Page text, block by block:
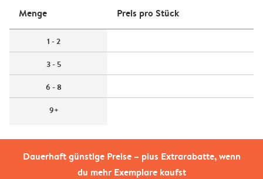
Dauerhaft günstige Preise – plus Extrarabatte, wenn
du mehr Exemplare kaufst
Menge Preis pro Stück
1 - 2
3 - 5
6 - 8
9+